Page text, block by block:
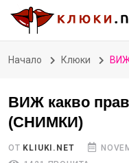
Начало Клюки
ВИЖ какво
(СНИМКИ)
ОТ KLIUKI.NET